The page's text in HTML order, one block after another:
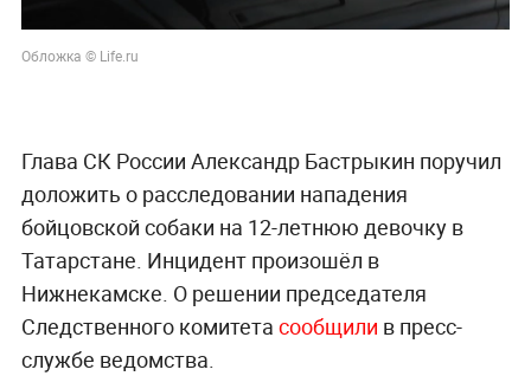
Обложка © Life.ru
Глава СК России Александр Бастрыкин поручил
доложить о расследовании нападения
бойцовской собаки на 12-летнюю девочку в
Татарстане. Инцидент произошёл в
Нижнекамске. О решении председателя
Следственного комитета сообщили в пресс-
службе ведомства.